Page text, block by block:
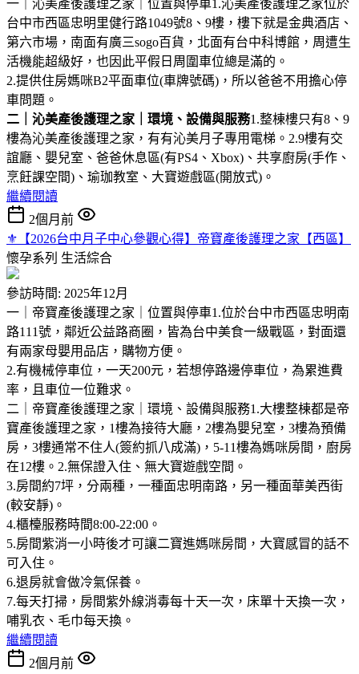
一｜沁美產後護理之家｜位置與停車1.沁美產後護理之家位於
台中市西區忠明里健行路1049號8、9樓，樓下就是金典酒店、
第六市場，南面有廣三sogo百貨，北面有台中科博館，周遭生
活機能超級好，也因此平假日周圍車位總是滿的。
2.提供住房媽咪B2平面車位(車牌號碼)，所以爸爸不用擔心停
車問題。
二｜沁美產後護理之家｜環境、設備與服務1.整棟樓只有8、9
樓為沁美產後護理之家，有有沁美月子專用電梯。2.9樓有交
誼廳、嬰兒室、爸爸休息區(有PS4、Xbox)、共享廚房(手作、
烹飪課空間)、瑜珈教室、大寶遊戲區(開放式)。
繼續閱讀
2個月前
⚜︎【2026台中月子中心參觀心得】帝寶產後護理之家【西區】
懷孕系列 生活綜合
參訪時間: 2025年12月
一｜帝寶產後護理之家｜位置與停車1.位於台中市西區忠明南
路111號，鄰近公益路商圈，皆為台中美食一級戰區，對面還
有兩家母嬰用品店，購物方便。
2.有機械停車位，一天200元，若想停路邊停車位，為累進費
率，且車位一位難求。
二｜帝寶產後護理之家｜環境、設備與服務1.大樓整棟都是帝
寶產後護理之家，1樓為接待大廳，2樓為嬰兒室，3樓為預備
房，3樓通常不住人(簽約抓八成滿)，5-11樓為媽咪房間，廚房
在12樓。2.無保證入住、無大寶遊戲空間。
3.房間約7坪，分兩種，一種面忠明南路，另一種面華美西街
(較安靜)。
4.櫃檯服務時間8:00-22:00。
5.房間紫消一小時後才可讓二寶進媽咪房間，大寶感冒的話不
可入住。
6.退房就會做冷氣保養。
7.每天打掃，房間紫外線消毒每十天一次，床單十天換一次，
哺乳衣、毛巾每天換。
繼續閱讀
2個月前